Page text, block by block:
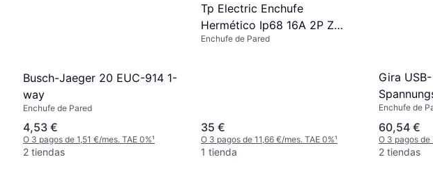
Busch-Jaeger 20 EUC-914 1-
way
Enchufe de Pared
4,53 €
O 3 pagos de 1,51 €/mes. TAE 0%¹
2 tiendas
Tp Electric Enchufe
Hermético Ip68 16A 2P Z
230V
Enchufe de Pared
35 €
O 3 pagos de 11,66 €/mes. TAE 0%¹
1 tienda
Gira USB-
245927
Enchufe de
60,54 €
O 3 pagos de
2 tiendas